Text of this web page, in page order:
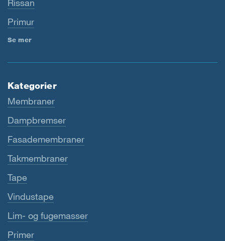
Rissan
Primur
Se mer
Kategorier
Membraner
Dampbremser
Fasademembraner
Takmembraner
Tape
Vindustape
Lim- og fugemasser
Primer